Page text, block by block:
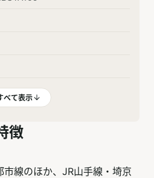
べて表示
徴
線のほか、JR山手線・埼京